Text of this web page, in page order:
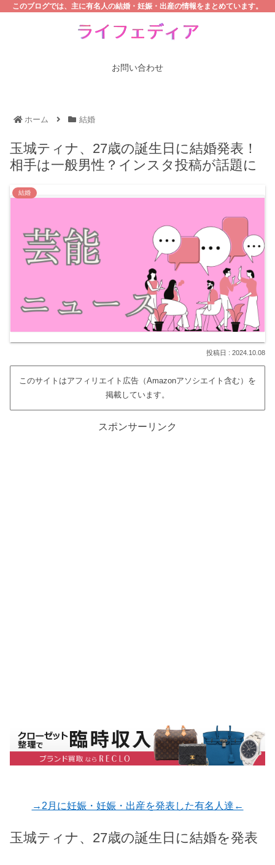
このブログでは、主に有名人の結婚・妊娠・出産の情報をまとめています。
お問い合わせ
ホーム 結婚
玉城ティナ、27歳の誕生日に結婚発表！
相手は一般男性？インスタ投稿が話題に
結婚
2024.10.08
このサイトはアフィリエイト広告（Amazonアソシエイト含む）を
掲載しています。
スポンサーリンク
→2月に妊娠・妊娠・出産を発表した有名人達←
玉城ティナ、27歳の誕生日に結婚を発表